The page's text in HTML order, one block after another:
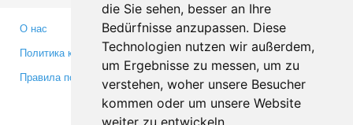
die Sie sehen, besser an Ihre
Bedürfnisse anzupassen. Diese
Technologien nutzen wir außerdem,
um Ergebnisse zu messen, um zu
verstehen, woher unsere Besucher
kommen oder um unsere Website
weiter zu entwickeln.
О нас
Политика конфиденциальности
Правила пользования
Партнерам
Инвесторам
Медиа